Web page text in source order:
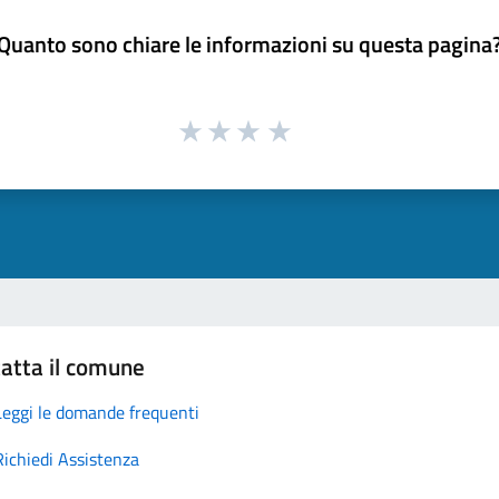
sono chiare le informazioni su questa
il comune
le domande frequenti
Assistenza